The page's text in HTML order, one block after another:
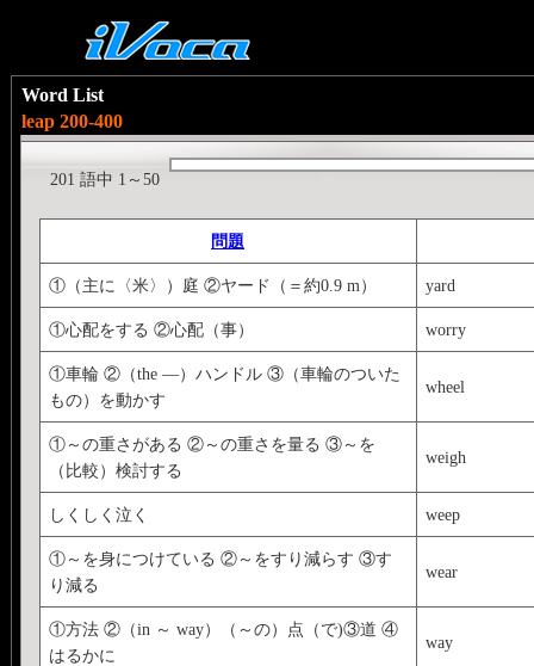
Word List
leap 200-400
201 語中 1～50
問題
①（主に〈米〉）庭 ②ヤード（＝約0.9 m） yard
①心配をする ②心配（事） worry
①車輪 ②（the ―）ハンドル ③（車輪のついた
もの）を動かす
wheel
①～の重さがある ②～の重さを量る ③～を
（比較）検討する
weigh
しくしく泣く weep
①～を身につけている ②～をすり減らす ③す
り減る
wear
①方法 ②（in ～ way）（～の）点（で)③道 ④
はるかに
way